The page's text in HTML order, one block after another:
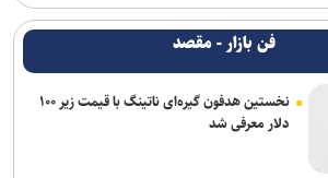
فن بازار - مقصد
نخستین هدفون گیره‌ای ناتینگ با قیمت زیر ۱۰۰
دلار معرفی شد